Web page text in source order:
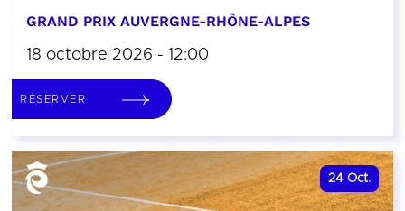
GRAND PRIX AUVERGNE-RHÔNE-ALPES
18 octobre 2026 - 12:00
RÉSERVER
24 Oct.